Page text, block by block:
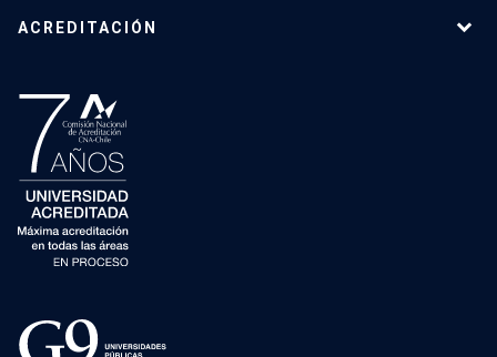
ACREDITACIÓN